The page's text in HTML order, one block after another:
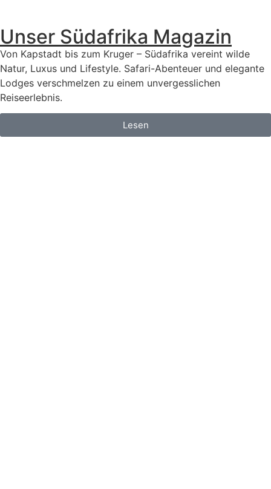
Unser Südafrika Magazin
Von Kapstadt bis zum Kruger – Südafrika vereint wilde
Natur, Luxus und Lifestyle. Safari-Abenteuer und elegante
Lodges verschmelzen zu einem unvergesslichen
Reiseerlebnis.
Lesen